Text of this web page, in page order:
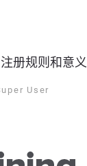
册规则和意义
User